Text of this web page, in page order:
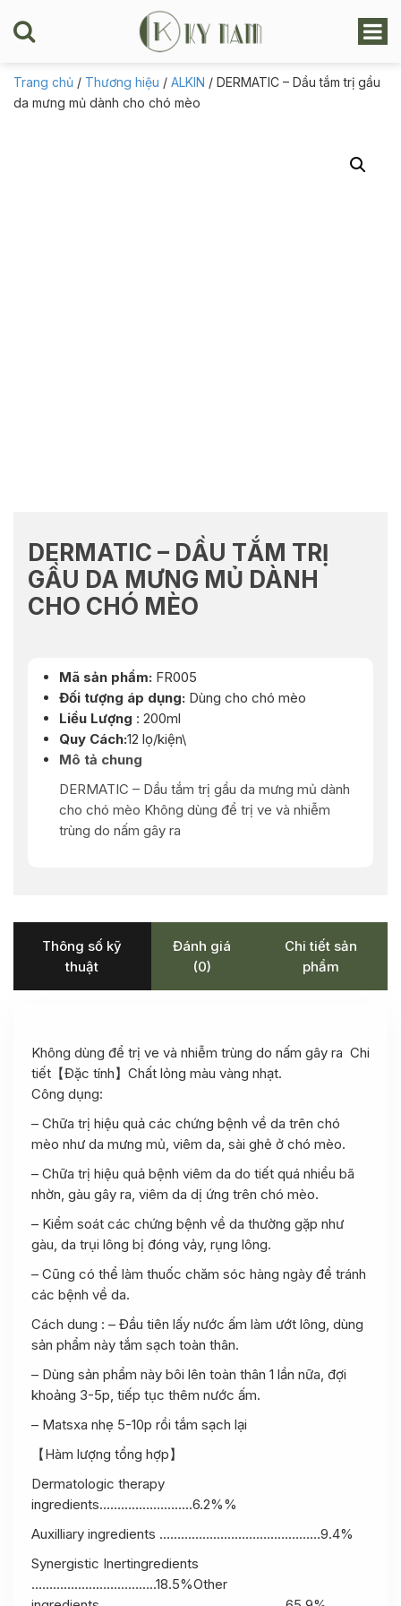
Trang chủ / Thương hiệu / ALKIN / DERMATIC – Dầu tắm trị gầu
da mưng mủ dành cho chó mèo
DERMATIC – DẦU TẮM TRỊ
GẦU DA MƯNG MỦ DÀNH
CHO CHÓ MÈO
Mã sản phẩm: FR005
Đối tượng áp dụng: Dùng cho chó mèo
Liều Lượng : 200ml
Quy Cách:12 lọ/kiện\
Mô tả chung
DERMATIC – Dầu tắm trị gầu da mưng mủ dành
cho chó mèo Không dùng để trị ve và nhiễm
trùng do nấm gây ra
Thông số kỹ
thuật
Đánh giá
(0)
Chi tiết sản
phẩm
Không dùng để trị ve và nhiễm trùng do nấm gây ra Chi
tiết【Đặc tính】Chất lỏng màu vàng nhạt.
Công dụng:
– Chữa trị hiệu quả các chứng bệnh về da trên chó
mèo như da mưng mủ, viêm da, sài ghẻ ở chó mèo.
– Chữa trị hiệu quả bệnh viêm da do tiết quá nhiều bã
nhờn, gàu gây ra, viêm da dị ứng trên chó mèo.
– Kiểm soát các chứng bệnh về da thường gặp như
gàu, da trụi lông bị đóng vảy, rụng lông.
– Cũng có thể làm thuốc chăm sóc hàng ngày để tránh
các bệnh về da.
Cách dung : – Đầu tiên lấy nước ấm làm ướt lông, dùng
sản phẩm này tắm sạch toàn thân.
– Dùng sản phẩm này bôi lên toàn thân 1 lần nữa, đợi
khoảng 3-5p, tiếp tục thêm nước ấm.
– Matsxa nhẹ 5-10p rồi tắm sạch lại
【Hàm lượng tổng hợp】
Dermatologic therapy
ingredients……………………..6.2%%
Auxilliary ingredients ………………………………………9.4%
Synergistic Inertingredients
……………………………..18.5%Other